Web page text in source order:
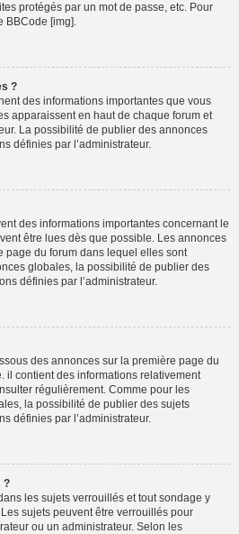
protégés par un mot de passe, etc. Pour
BBCode [img].
?
des informations importantes que vous
apparaissent en haut de chaque forum et
La possibilité de publier des annonces
définies par l’administrateur.
des informations importantes concernant le
être lues dès que possible. Les annonces
page du forum dans lequel elles sont
globales, la possibilité de publier des
définies par l’administrateur.
des annonces sur la première page du
il contient des informations relativement
régulièrement. Comme pour les
la possibilité de publier des sujets
définies par l’administrateur.
?
les sujets verrouillés et tout sondage y
sujets peuvent être verrouillés pour
ou un administrateur. Selon les